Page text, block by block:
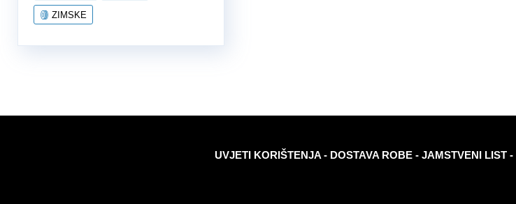
ZIMSKE
UVJETI KORIŠTENJA - DOSTAVA ROBE - JAMSTVENI LIST -